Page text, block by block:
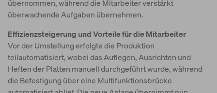
übernommen, während die Mitarbeiter verstärkt
überwachende Aufgaben übernehmen.
Effizienzsteigerung und Vorteile für die Mitarbeiter
Vor der Umstellung erfolgte die Produktion
teilautomatisiert, wobei das Auflegen, Ausrichten und
Heften der Platten manuell durchgeführt wurde, während
die Befestigung über eine Multifunktionsbrücke